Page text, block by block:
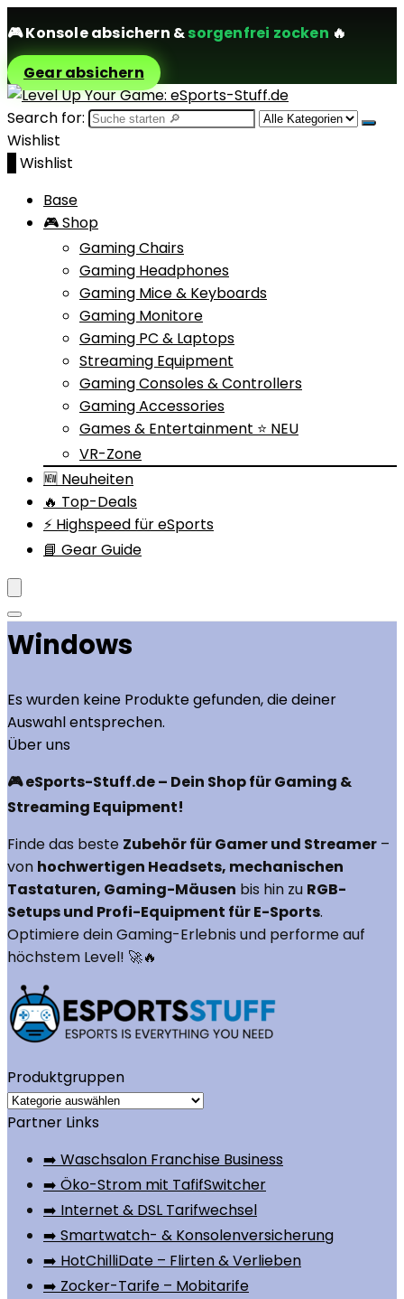
🎮Konsole absichern &sorgenfrei zocken 🔥
Gear absichern
Search for:
Wishlist
Wishlist
Base
🎮 Shop
Gaming Chairs
Gaming Headphones
Gaming Mice & Keyboards
Gaming Monitore
Gaming PC & Laptops
Streaming Equipment
Gaming Consoles & Controllers
Gaming Accessories
Games & Entertainment ⭐ NEU
VR-Zone
🆕 Neuheiten
🔥 Top-Deals
⚡ Highspeed für eSports
📘 Gear Guide
‎Windows
Es wurden keine Produkte gefunden, die deiner
Auswahl entsprechen.
Über uns
🎮 eSports-Stuff.de – Dein Shop für Gaming &
Streaming Equipment!
Finde das beste Zubehör für Gamer und Streamer –
von hochwertigen Headsets, mechanischen
Tastaturen, Gaming-Mäusen bis hin zu RGB-
Setups und Profi-Equipment für E-Sports.
Optimiere dein Gaming-Erlebnis und performe auf
höchstem Level! 🚀🔥
Produktgruppen
Partner Links
➡️ Waschsalon Franchise Business
➡️ Öko-Strom mit TafifSwitcher
➡️ Internet & DSL Tarifwechsel
➡️ Smartwatch- & Konsolenversicherung
➡️ HotChilliDate – Flirten & Verlieben
➡️ Zocker-Tarife – Mobitarife